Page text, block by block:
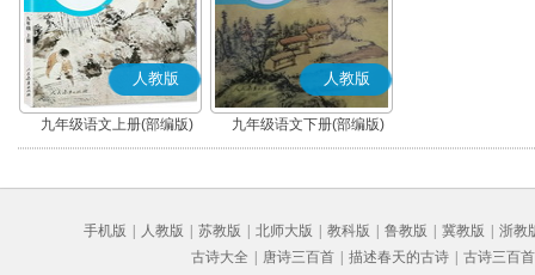
人教版
九年级语文上册(部编版)
人教版
九年级语文下册(部编版)
手机版 人教版 苏教版 北师大版 教科版 鲁教版 冀教版
浙教
古诗大全
唐诗三百首 描述春天的古诗 古诗三百首